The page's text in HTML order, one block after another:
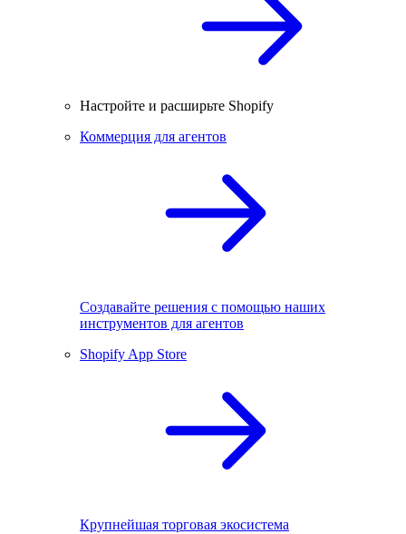
Настройте и расширьте Shopify
Коммерция для агентов
Создавайте решения с помощью наших
инструментов для агентов
Shopify App Store
Крупнейшая торговая экосистема